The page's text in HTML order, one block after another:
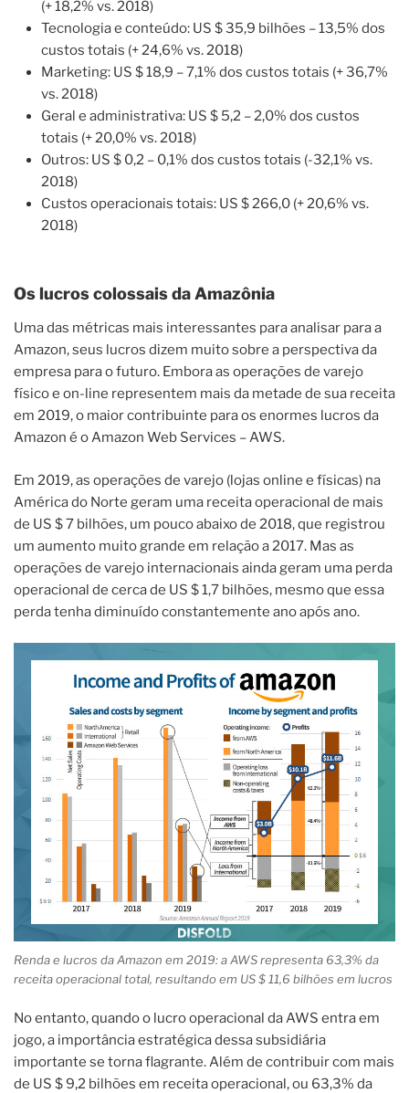
(+ 18,2% vs. 2018)
Tecnologia e conteúdo: US $ 35,9 bilhões – 13,5% dos
custos totais (+ 24,6% vs. 2018)
Marketing: US $ 18,9 – 7,1% dos custos totais (+ 36,7%
vs. 2018)
Geral e administrativa: US $ 5,2 – 2,0% dos custos
totais (+ 20,0% vs. 2018)
Outros: US $ 0,2 – 0,1% dos custos totais (-32,1% vs.
2018)
Custos operacionais totais: US $ 266,0 (+ 20,6% vs.
2018)
Os lucros colossais da Amazônia
Uma das métricas mais interessantes para analisar para a
Amazon, seus lucros dizem muito sobre a perspectiva da
empresa para o futuro. Embora as operações de varejo
físico e on-line representem mais da metade de sua receita
em 2019, o maior contribuinte para os enormes lucros da
Amazon é o Amazon Web Services – AWS.
Em 2019, as operações de varejo (lojas online e físicas) na
América do Norte geram uma receita operacional de mais
de US $ 7 bilhões, um pouco abaixo de 2018, que registrou
um aumento muito grande em relação a 2017. Mas as
operações de varejo internacionais ainda geram uma perda
operacional de cerca de US $ 1,7 bilhões, mesmo que essa
perda tenha diminuído constantemente ano após ano.
Renda e lucros da Amazon em 2019: a AWS representa 63,3% da
receita operacional total, resultando em US $ 11,6 bilhões em lucros
No entanto, quando o lucro operacional da AWS entra em
jogo, a importância estratégica dessa subsidiária
importante se torna flagrante. Além de contribuir com mais
de US $ 9,2 bilhões em receita operacional, ou 63,3% da